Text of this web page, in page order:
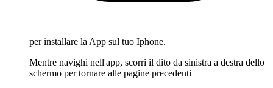
per installare la App sul tuo Iphone.
Mentre navighi nell'app, scorri il dito da sinistra a destra dello
schermo per tornare alle pagine precedenti